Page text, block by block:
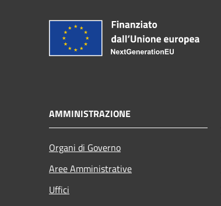
AMMINISTRAZIONE
Organi di Governo
Aree Amministrative
Uffici